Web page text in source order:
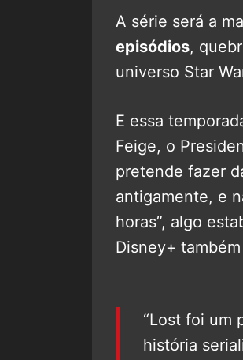
A série será a
episódios,
universo Star
E essa
Feige, o
pretende fazer
antigamente, e
horas”, algo
Disney+
“Lost foi um
história